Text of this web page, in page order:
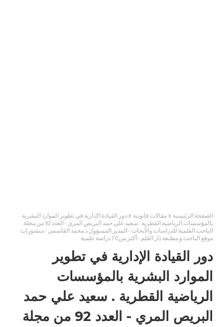
الصفحة الرئيسية مقالات قانونية
دور القيادة الإدارية في تطوير الموارد البشرية
بالمؤسسات الرياضية القطرية . سعيد علي حمد البريص المري - العدد 92 من مجلة
الباحث العلمية للدراسات والأبحاث - المدير المسؤول ذ محمد القاسمي - منشورات
موقع الباحث و مطبعة دار القلم - أكثر من 70 دراسة علمية
دور القيادة الإدارية في تطوير
الموارد البشرية بالمؤسسات
الرياضية القطرية . سعيد علي حمد
البريص المري - العدد 92 من مجلة